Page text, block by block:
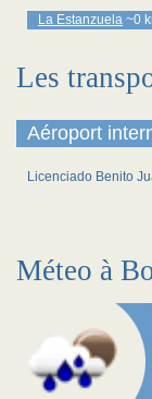
La Estanzuela ~0
Les
Aéroport
Licenciado Benito
Méteo à